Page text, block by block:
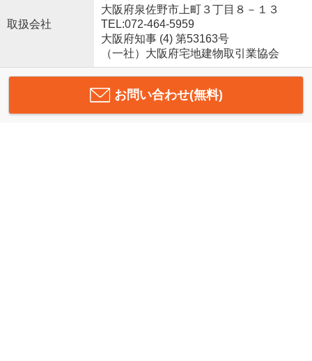
取扱会社
大阪府泉佐野市上町３丁目８－１３
TEL:072-464-5959
大阪府知事 (4) 第53163号
（一社）大阪府宅地建物取引業協会
お問い合わせ(無料)